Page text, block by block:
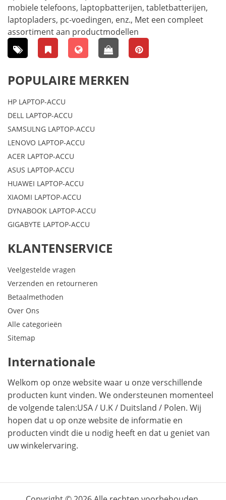
mobiele telefoons, laptopbatterijen, tabletbatterijen,
laptopladers, pc-voedingen, enz., Met een compleet
assortiment aan productmodellen
POPULAIRE MERKEN
HP LAPTOP-ACCU
DELL LAPTOP-ACCU
SAMSULNG LAPTOP-ACCU
LENOVO LAPTOP-ACCU
ACER LAPTOP-ACCU
ASUS LAPTOP-ACCU
HUAWEI LAPTOP-ACCU
XIAOMI LAPTOP-ACCU
DYNABOOK LAPTOP-ACCU
GIGABYTE LAPTOP-ACCU
KLANTENSERVICE
Veelgestelde vragen
Verzenden en retourneren
Betaalmethoden
Over Ons
Alle categorieën
Sitemap
Internationale
Welkom op onze website waar u onze verschillende
producten kunt vinden. We ondersteunen momenteel
de volgende talen:USA/ U.K/ Duitsland / Polen. Wij
hopen dat u op onze website de informatie en
producten vindt die u nodig heeft en dat u geniet van
uw winkelervaring.